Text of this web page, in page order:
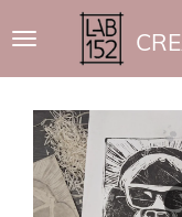
direct
naar
hoofdinhoud